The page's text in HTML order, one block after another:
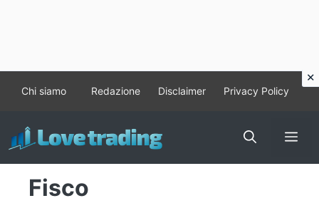
contenuto
Chi siamo Redazione Disclaimer Privacy Policy
Fisco